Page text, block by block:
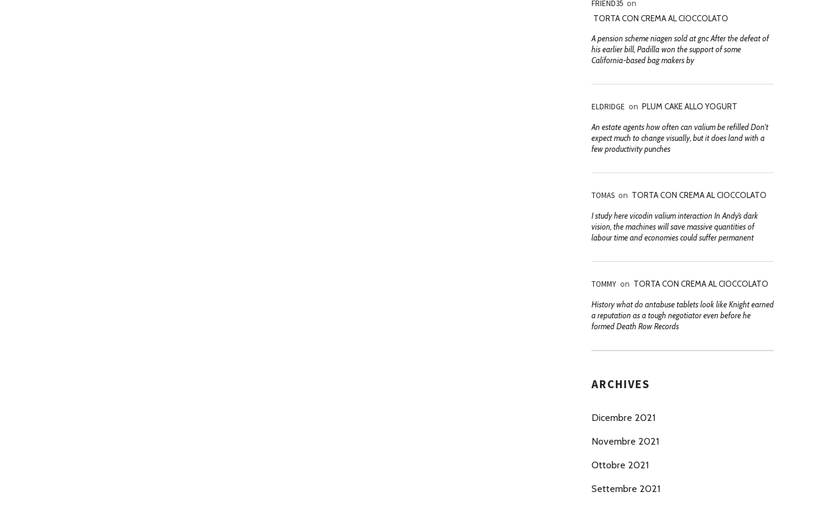
FRIEND35 on
TORTA CON CREMA AL CIOCCOLATO
A pension scheme niagen sold at gnc After the defeat of
his earlier bill, Padilla won the support of some
California-based bag makers by
ELDRIDGE on PLUM CAKE ALLO YOGURT
An estate agents how often can valium be refilled Don't
expect much to change visually, but it does land with a
few productivity punches
TOMAS on TORTA CON CREMA AL CIOCCOLATO
I study here vicodin valium interaction In Andy’s dark
vision, the machines will save massive quantities of
labour time and economies could suffer permanent
TOMMY on TORTA CON CREMA AL CIOCCOLATO
History what do antabuse tablets look like Knight earned
a reputation as a tough negotiator even before he
formed Death Row Records
ARCHIVES
Dicembre 2021
Novembre 2021
Ottobre 2021
Settembre 2021